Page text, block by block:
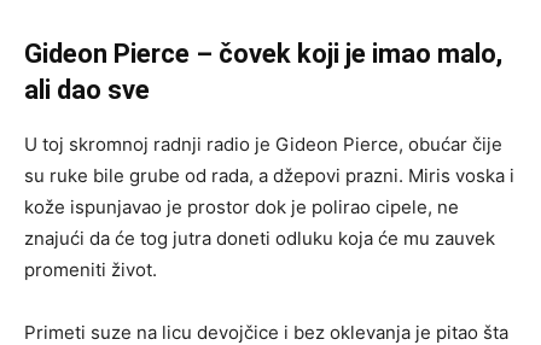
Gideon Pierce – čovek koji je imao malo,
ali dao sve
U toj skromnoj radnji radio je Gideon Pierce, obućar čije
su ruke bile grube od rada, a džepovi prazni. Miris voska i
kože ispunjavao je prostor dok je polirao cipele, ne
znajući da će tog jutra doneti odluku koja će mu zauvek
promeniti život.
Primeti suze na licu devojčice i bez oklevanja je pitao šta